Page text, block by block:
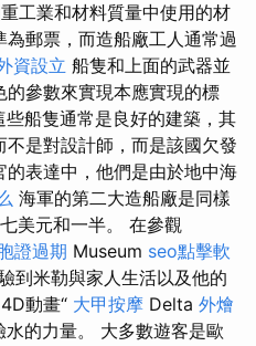
工業和材料質量中使用的材
郵票，而造船廠工人通常過
資設立 船隻和上面的武器並
參數來實現本應實現的標
些船隻通常是良好的建築，其
是對設計師，而是該國欠發
表達中，他們是由於地中海
海軍的第二大造船廠是同樣
美元和一半。 在參觀
證過期 Museum seo點擊軟
到米勒與家人生活以及他的
4D動畫“ 大甲按摩 Delta 外燴
的力量。 大多數遊客是歐